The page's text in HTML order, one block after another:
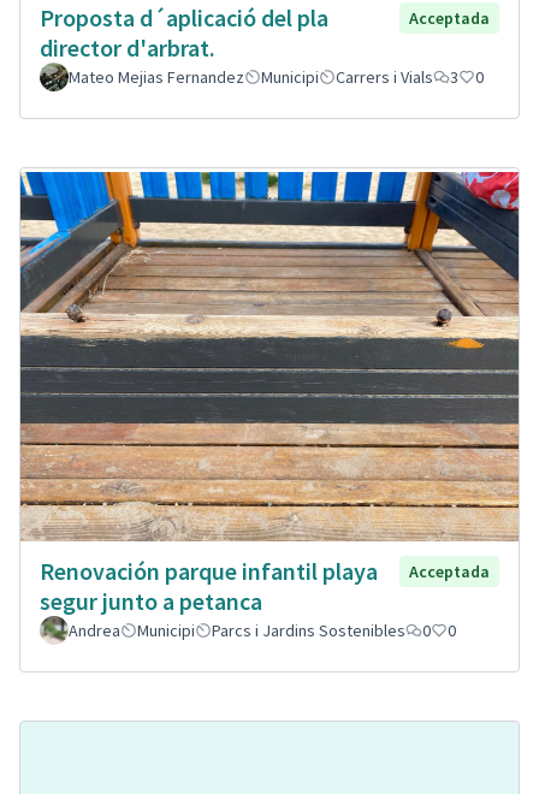
Proposta d´aplicació del pla
director d'arbrat.
Acceptada
Mateo Mejias Fernandez Municipi Carrers i Vials 3 0
Renovación parque infantil playa
segur junto a petanca
Acceptada
Andrea Municipi Parcs i Jardins Sostenibles 0 0